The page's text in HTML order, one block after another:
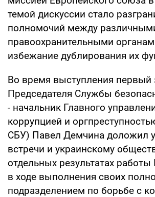
темой дискуссии стало
полномочий между
правоохранительными
избежание дублирования их
Во время выступления первый
Председателя Службы
- начальник Главного
коррупцией и
СБУ) Павел Демчина доложил
встречи и украинскому
отдельных результатах
в ходе выполнения своих
подразделением по борьбе с